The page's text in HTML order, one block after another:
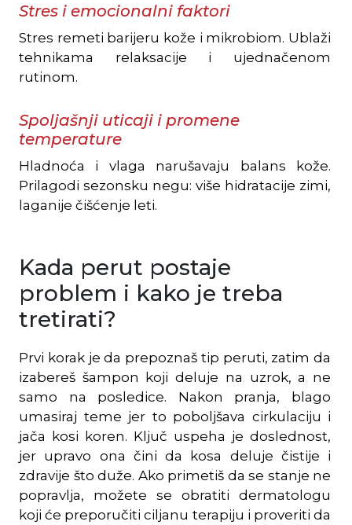
Stres i emocionalni faktori
Stres remeti barijeru kože i mikrobiom. Ublaži
tehnikama relaksacije i ujednačenom
rutinom.
Spoljašnji uticaji i promene
temperature
Hladnoća i vlaga narušavaju balans kože.
Prilagodi sezonsku negu: više hidratacije zimi,
laganije čišćenje leti.
Kada perut postaje
problem i kako je treba
tretirati?
Prvi korak je da prepoznaš tip peruti, zatim da
izabereš šampon koji deluje na uzrok, a ne
samo na posledice. Nakon pranja, blago
umasiraj teme jer to poboljšava cirkulaciju i
jača kosi koren. Ključ uspeha je doslednost,
jer upravo ona čini da kosa deluje čistije i
zdravije što duže. Ako primetiš da se stanje ne
popravlja, možete se obratiti dermatologu
koji će preporučiti ciljanu terapiju i proveriti da